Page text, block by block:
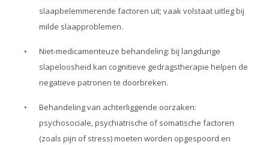
slaapbelemmerende factoren uit; vaak volstaat uitleg bij
milde slaapproblemen.
Niet-medicamenteuze behandeling: bij langdurige
slapeloosheid kan cognitieve gedragstherapie helpen de
negatieve patronen te doorbreken.
Behandeling van achterliggende oorzaken:
psychosociale, psychiatrische of somatische factoren
(zoals pijn of stress) moeten worden opgespoord en